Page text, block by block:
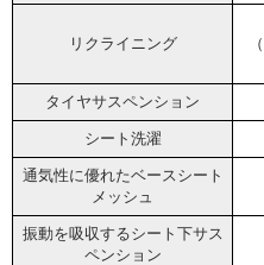
リクライニング
タイヤサスペンション
シート洗濯
通気性に優れたベースシート
メッシュ
振動を吸収するシート下サス
ペンション